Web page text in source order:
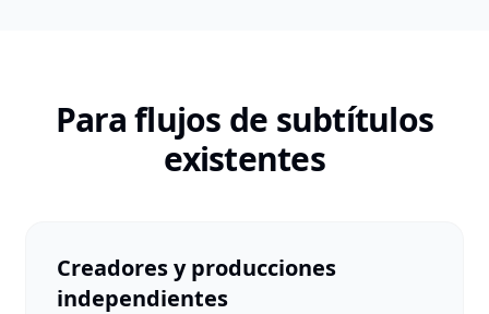
Para flujos de subtítulos
existentes
Creadores y producciones
independientes